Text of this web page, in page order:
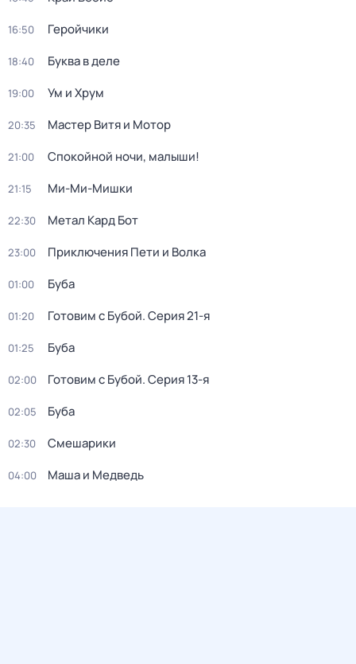
16:50 Геройчики
18:40 Буква в деле
19:00 Ум и Хрум
20:35 Мастер Витя и Мотор
21:00 Спокойной ночи, малыши!
21:15 Ми-Ми-Мишки
22:30 Метал Кард Бот
23:00 Приключения Пети и Волка
01:00 Буба
01:20 Готовим с Бубой. Серия 21-я
01:25 Буба
02:00 Готовим с Бубой. Серия 13-я
02:05 Буба
02:30 Смешарики
04:00 Маша и Медведь